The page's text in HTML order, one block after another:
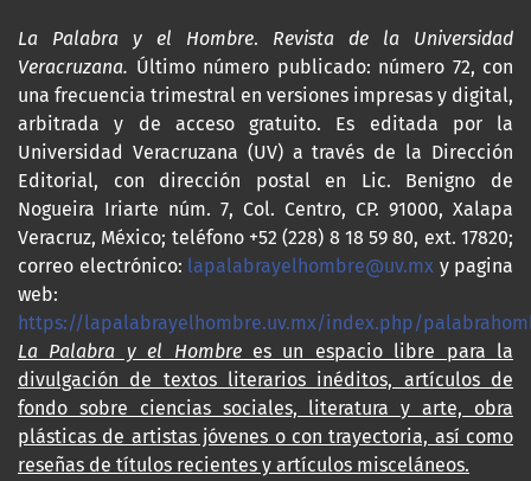
La Palabra y el Hombre. Revista de la Universidad
Veracruzana. Último número publicado: número 72, con
una frecuencia trimestral en versiones impresas y digital,
arbitrada y de acceso gratuito. Es editada por la
Universidad Veracruzana (UV) a través de la Dirección
Editorial, con dirección postal en Lic. Benigno de
Nogueira Iriarte núm. 7, Col. Centro, CP. 91000, Xalapa
Veracruz, México; teléfono +52 (228) 8 18 59 80, ext. 17820;
correo electrónico: lapalabrayelhombre@uv.mx y pagina
web:
https://lapalabrayelhombre.uv.mx/index.php/
La Palabra y el Hombre es un espacio libre para la
divulgación de textos literarios inéditos, artículos de
fondo sobre ciencias sociales, literatura y arte, obra
plásticas de artistas jóvenes o con trayectoria, así como
reseñas de títulos recientes y artículos misceláneos.